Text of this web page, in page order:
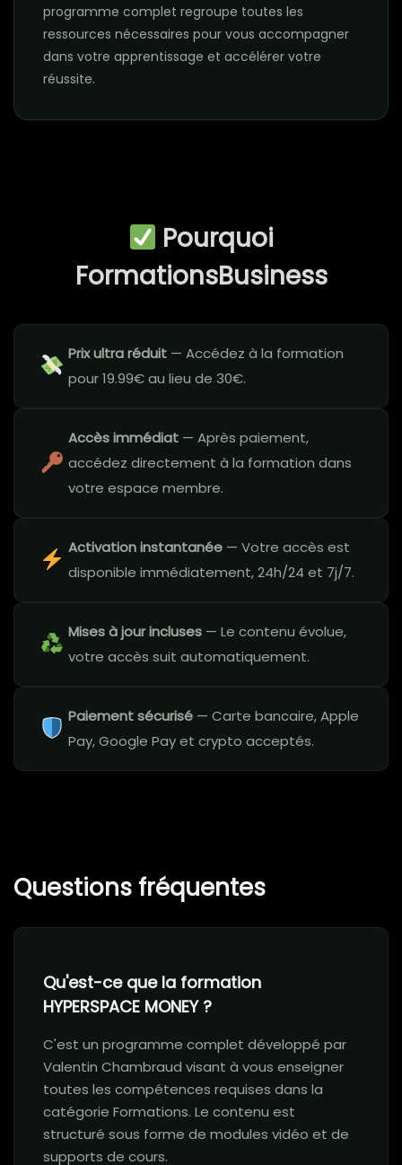
programme complet regroupe toutes les
ressources nécessaires pour vous accompagner
dans votre apprentissage et accélérer votre
réussite.
Pourquoi
FormationsBusiness
Prix ultra réduit — Accédez à la formation
pour 19.99€ au lieu de 30€.
Accès immédiat — Après paiement,
accédez directement à la formation dans
votre espace membre.
Activation instantanée — Votre accès est
disponible immédiatement, 24h/24 et 7j/7.
Mises à jour incluses — Le contenu évolue,
votre accès suit automatiquement.
Paiement sécurisé — Carte bancaire, Apple
Pay, Google Pay et crypto acceptés.
Questions fréquentes
Qu'est-ce que la formation
HYPERSPACE MONEY ?
C'est un programme complet développé par
Valentin Chambraud visant à vous enseigner
toutes les compétences requises dans la
catégorie Formations. Le contenu est
structuré sous forme de modules vidéo et de
supports de cours.